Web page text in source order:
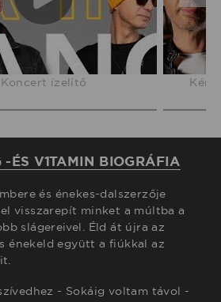
Koncert ízelítő
-ÉS V1TAMIN BIOGRÁFIA
és énekes-dalszerzője
visszarepít minket a múltba a
slágereivel. Éld át újra az
énekeld együtt a fiúkkal az
- Sokáig voltam távol -